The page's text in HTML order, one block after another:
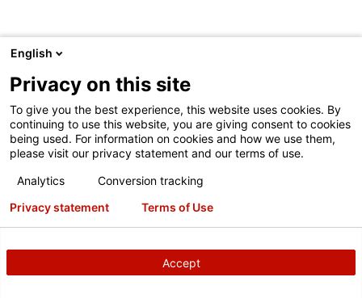
ABY ZAPEWNIĆ LEPSZĄ OBSŁUGĘ,
SKONTAKTUJEMY CIĘ Z LOKALNYM
ZESPOŁEM FIRMY HUNTER
Wyślij wiadomość do lokalnego konsultanta
ofertę lub prezentację produktu.
Hunter. Używanie go w innych celach jest zabronione;
English
Privacy on this site
To give you the best experience, this website uses cookies. By
continuing to use this website, you are giving consent to cookies
being used. For information on cookies and how we use them,
please visit our privacy statement and our terms of use.
Analytics
Conversion tracking
Accept
Privacy statement Terms of Use